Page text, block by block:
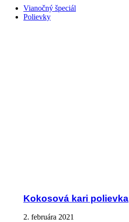
Vianočný špeciál
Polievky
Kokosová kari polievka
2. februára 2021